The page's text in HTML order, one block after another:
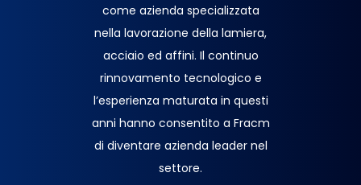
come azienda specializzata
nella lavorazione della lamiera,
acciaio ed affini. Il continuo
rinnovamento tecnologico e
l’esperienza maturata in questi
anni hanno consentito a Fracm
di diventare azienda leader nel
settore.